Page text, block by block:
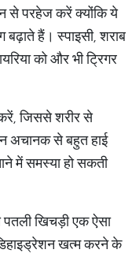
से परहेज करें क्योंकि ये
बढ़ाते हैं। स्पाइसी, शराब
को और भी ट्रिगर
जिससे शरीर से
अचानक से बहुत हाई
में समस्या हो सकती
खिचड़ी एक ऐसा
खत्म करने के